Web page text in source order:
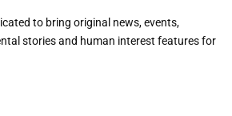
to bring original news, events,
stories and human interest features for